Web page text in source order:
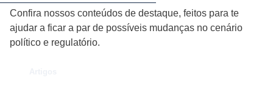
Confira nossos conteúdos de destaque, feitos para te
ajudar a ficar a par de possíveis mudanças no cenário
político e regulatório.